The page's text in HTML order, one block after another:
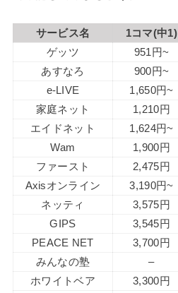
サービス名 1コマ(中1)
ゲッツ
951円~
あすなろ
900円~
e-LIVE
1,650円~
家庭ネット
1,210円
エイドネット
1,624円~
Wam
1,900円
ファースト
2,475円
Axisオンライン
3,190円~
ネッティ
3,575円
GIPS
3,545円
PEACE NET
3,700円
みんなの塾
–
ホワイトベア
3,300円